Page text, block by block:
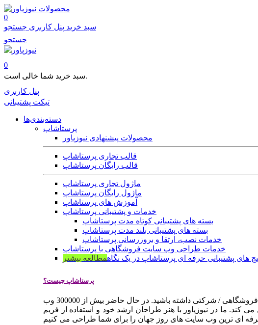
محصولات
0
سبد خرید پنل کاربری جستجو
جستجو
0
سبد خرید شما خالی است.
پنل کاربری
تیکت پشتیبانی
دسته‌بندی‌ها
پرستاشاپ
محصولات پیشنهادی نیوزپاور
قالب تجاری پرستاشاپ
قالب رایگان پرستاشاپ
ماژول تجاری پرستاشاپ
ماژول رایگان پرستاشاپ
آموزش های پرستاشاپ
خدمات و پشتیبانی پرستاشاپ
بسته های پشتیبانی کوتاه مدت پرستاشاپ
بسته های پشتیبانی بلند مدت پرستاشاپ
خدمات نصب، ارتقا و بروزرسانی پرستاشاپ
خدمات طراحی وب سایت فروشگاهی با پرستاشاپ
های پشتیبانی حرفه ای پرستاشاپ در یک نگاهمطالعه بیشتر
پرستاشاپ چیست؟
پرستاشاپ یک سیستم مدیریت وب سایت / فروشگاه آنلاین اپن سورس است که به شما کمک می کند به سرعت یک وب سایت فروشگاهی / شرکتی داشته باشید. در حال حاضر بیش از 300000 وب
ما در نیوزپاور با هنر طراحان ارشد خود و استفاده از فریم